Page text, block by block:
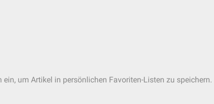
ein, um Artikel in persönlichen Favoriten-Listen zu speichern.